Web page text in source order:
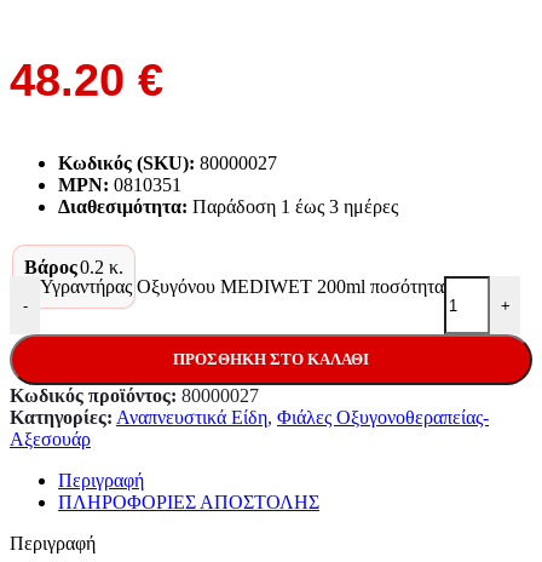
48.20 €
Κωδικός (SKU): 80000027
MPN: 0810351
Διαθεσιμότητα: Παράδoση 1 έως 3 ημέρες
Βάρος0.2 κ.
-
Υγραντήρας Οξυγόνου MEDIWET 200ml ποσότητα
+
ΠΡΟΣΘΉΚΗ ΣΤΟ ΚΑΛΆΘΙ
Κωδικός προϊόντος: 80000027
Κατηγορίες: Αναπνευστικά Είδη, Φιάλες Οξυγονοθεραπείας-
Αξεσουάρ
Περιγραφή
ΠΛΗΡΟΦΟΡΙΕΣ ΑΠΟΣΤΟΛΗΣ
Περιγραφή